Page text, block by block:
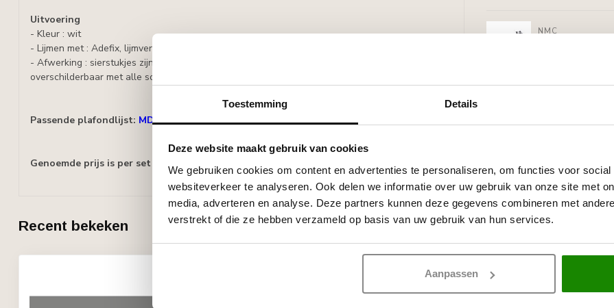
Toestemming Details
Deze website maakt gebruik van cookies
We gebruiken cookies om content en advertenties te personaliseren, om functies voor
websiteverkeer te analyseren. Ook delen we informatie over uw gebruik van onze site met
media, adverteren en analyse. Deze partners kunnen deze gegevens combineren met
verstrekt of die ze hebben verzameld op basis van uw gebruik van hun services.
Aanpassen
Uitvoering
- Kleur : wit
- Lijmen met : Adefix, lijmverbruik: 25 ml/stuk.
- Afwerking : sierstukjes zijn voorbehandeld met een watergedragen witte primer,
overschilderbaar met alle soorten verf met uitzondering van silicaathoudende verven.
Passende plafondlijst: MDD325 (41 x 17 mm), lengte 2 m
Genoemde prijs is per set (= 4 stuks)
NMC
Recent bekeken